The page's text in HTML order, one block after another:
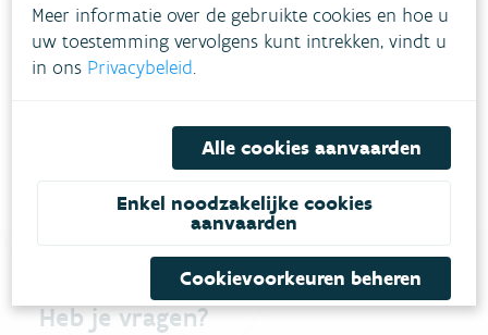
Download pdf
Heb je vragen?
Meer informatie over de gebruikte cookies en hoe u
uw toestemming vervolgens kunt intrekken, vindt u
in ons Privacybeleid.
Alle cookies aanvaarden
Enkel noodzakelijke cookies
aanvaarden
Cookievoorkeuren beheren